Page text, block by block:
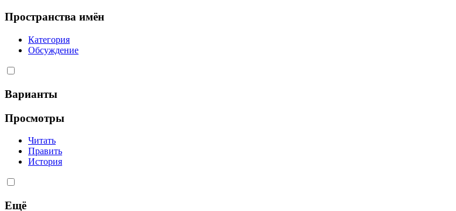
Пространства имён
Категория
Обсуждение
Варианты
Просмотры
Читать
Править
История
Ещё